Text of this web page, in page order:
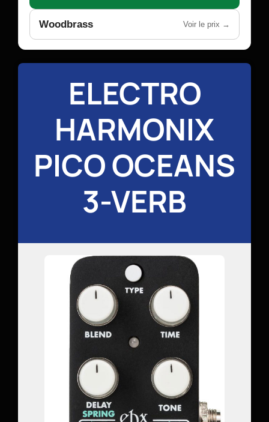
Woodbrass Voir le prix →
ELECTRO
HARMONIX
PICO OCEANS
3-VERB